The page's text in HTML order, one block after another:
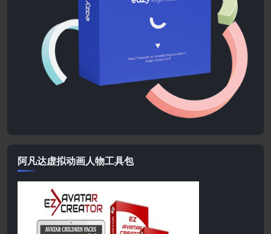
阿凡达虚拟动画人物工具包